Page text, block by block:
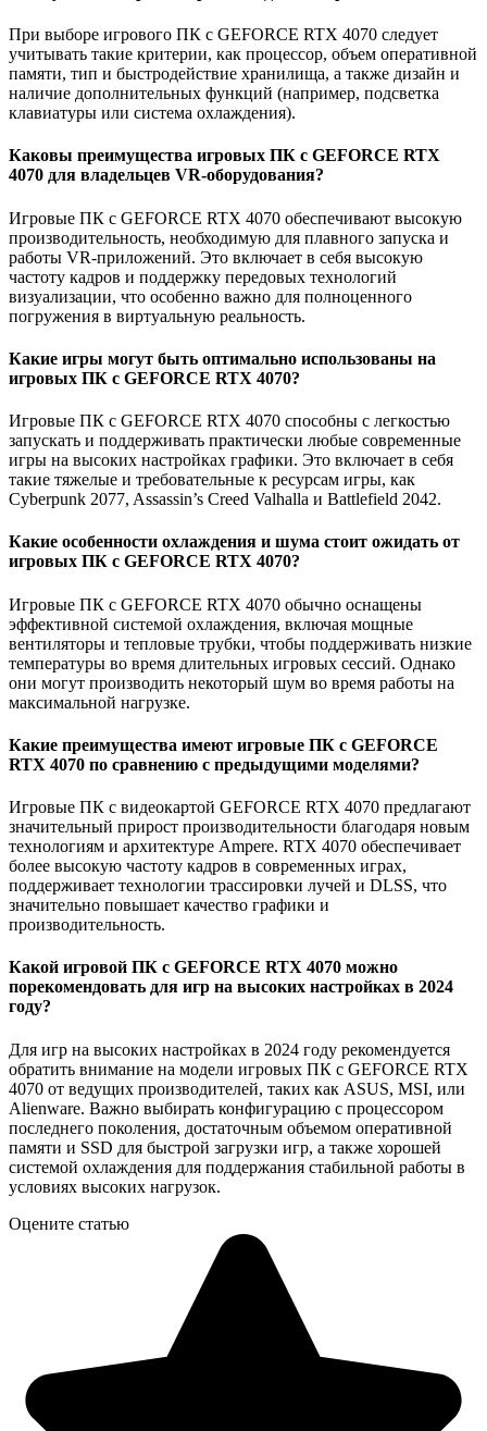
При выборе игрового ПК с GEFORCE RTX 4070 следует
учитывать такие критерии, как процессор, объем оперативной
памяти, тип и быстродействие хранилища, а также дизайн и
наличие дополнительных функций (например, подсветка
клавиатуры или система охлаждения).
Каковы преимущества игровых ПК с GEFORCE RTX
4070 для владельцев VR-оборудования?
Игровые ПК с GEFORCE RTX 4070 обеспечивают высокую
производительность, необходимую для плавного запуска и
работы VR-приложений. Это включает в себя высокую
частоту кадров и поддержку передовых технологий
визуализации, что особенно важно для полноценного
погружения в виртуальную реальность.
Какие игры могут быть оптимально использованы на
игровых ПК с GEFORCE RTX 4070?
Игровые ПК с GEFORCE RTX 4070 способны с легкостью
запускать и поддерживать практически любые современные
игры на высоких настройках графики. Это включает в себя
такие тяжелые и требовательные к ресурсам игры, как
Cyberpunk 2077, Assassin’s Creed Valhalla и Battlefield 2042.
Какие особенности охлаждения и шума стоит ожидать от
игровых ПК с GEFORCE RTX 4070?
Игровые ПК с GEFORCE RTX 4070 обычно оснащены
эффективной системой охлаждения, включая мощные
вентиляторы и тепловые трубки, чтобы поддерживать низкие
температуры во время длительных игровых сессий. Однако
они могут производить некоторый шум во время работы на
максимальной нагрузке.
Какие преимущества имеют игровые ПК с GEFORCE
RTX 4070 по сравнению с предыдущими моделями?
Игровые ПК с видеокартой GEFORCE RTX 4070 предлагают
значительный прирост производительности благодаря новым
технологиям и архитектуре Ampere. RTX 4070 обеспечивает
более высокую частоту кадров в современных играх,
поддерживает технологии трассировки лучей и DLSS, что
значительно повышает качество графики и
производительность.
Какой игровой ПК с GEFORCE RTX 4070 можно
порекомендовать для игр на высоких настройках в 2024
году?
Для игр на высоких настройках в 2024 году рекомендуется
обратить внимание на модели игровых ПК с GEFORCE RTX
4070 от ведущих производителей, таких как ASUS, MSI, или
Alienware. Важно выбирать конфигурацию с процессором
последнего поколения, достаточным объемом оперативной
памяти и SSD для быстрой загрузки игр, а также хорошей
системой охлаждения для поддержания стабильной работы в
условиях высоких нагрузок.
Оцените статью